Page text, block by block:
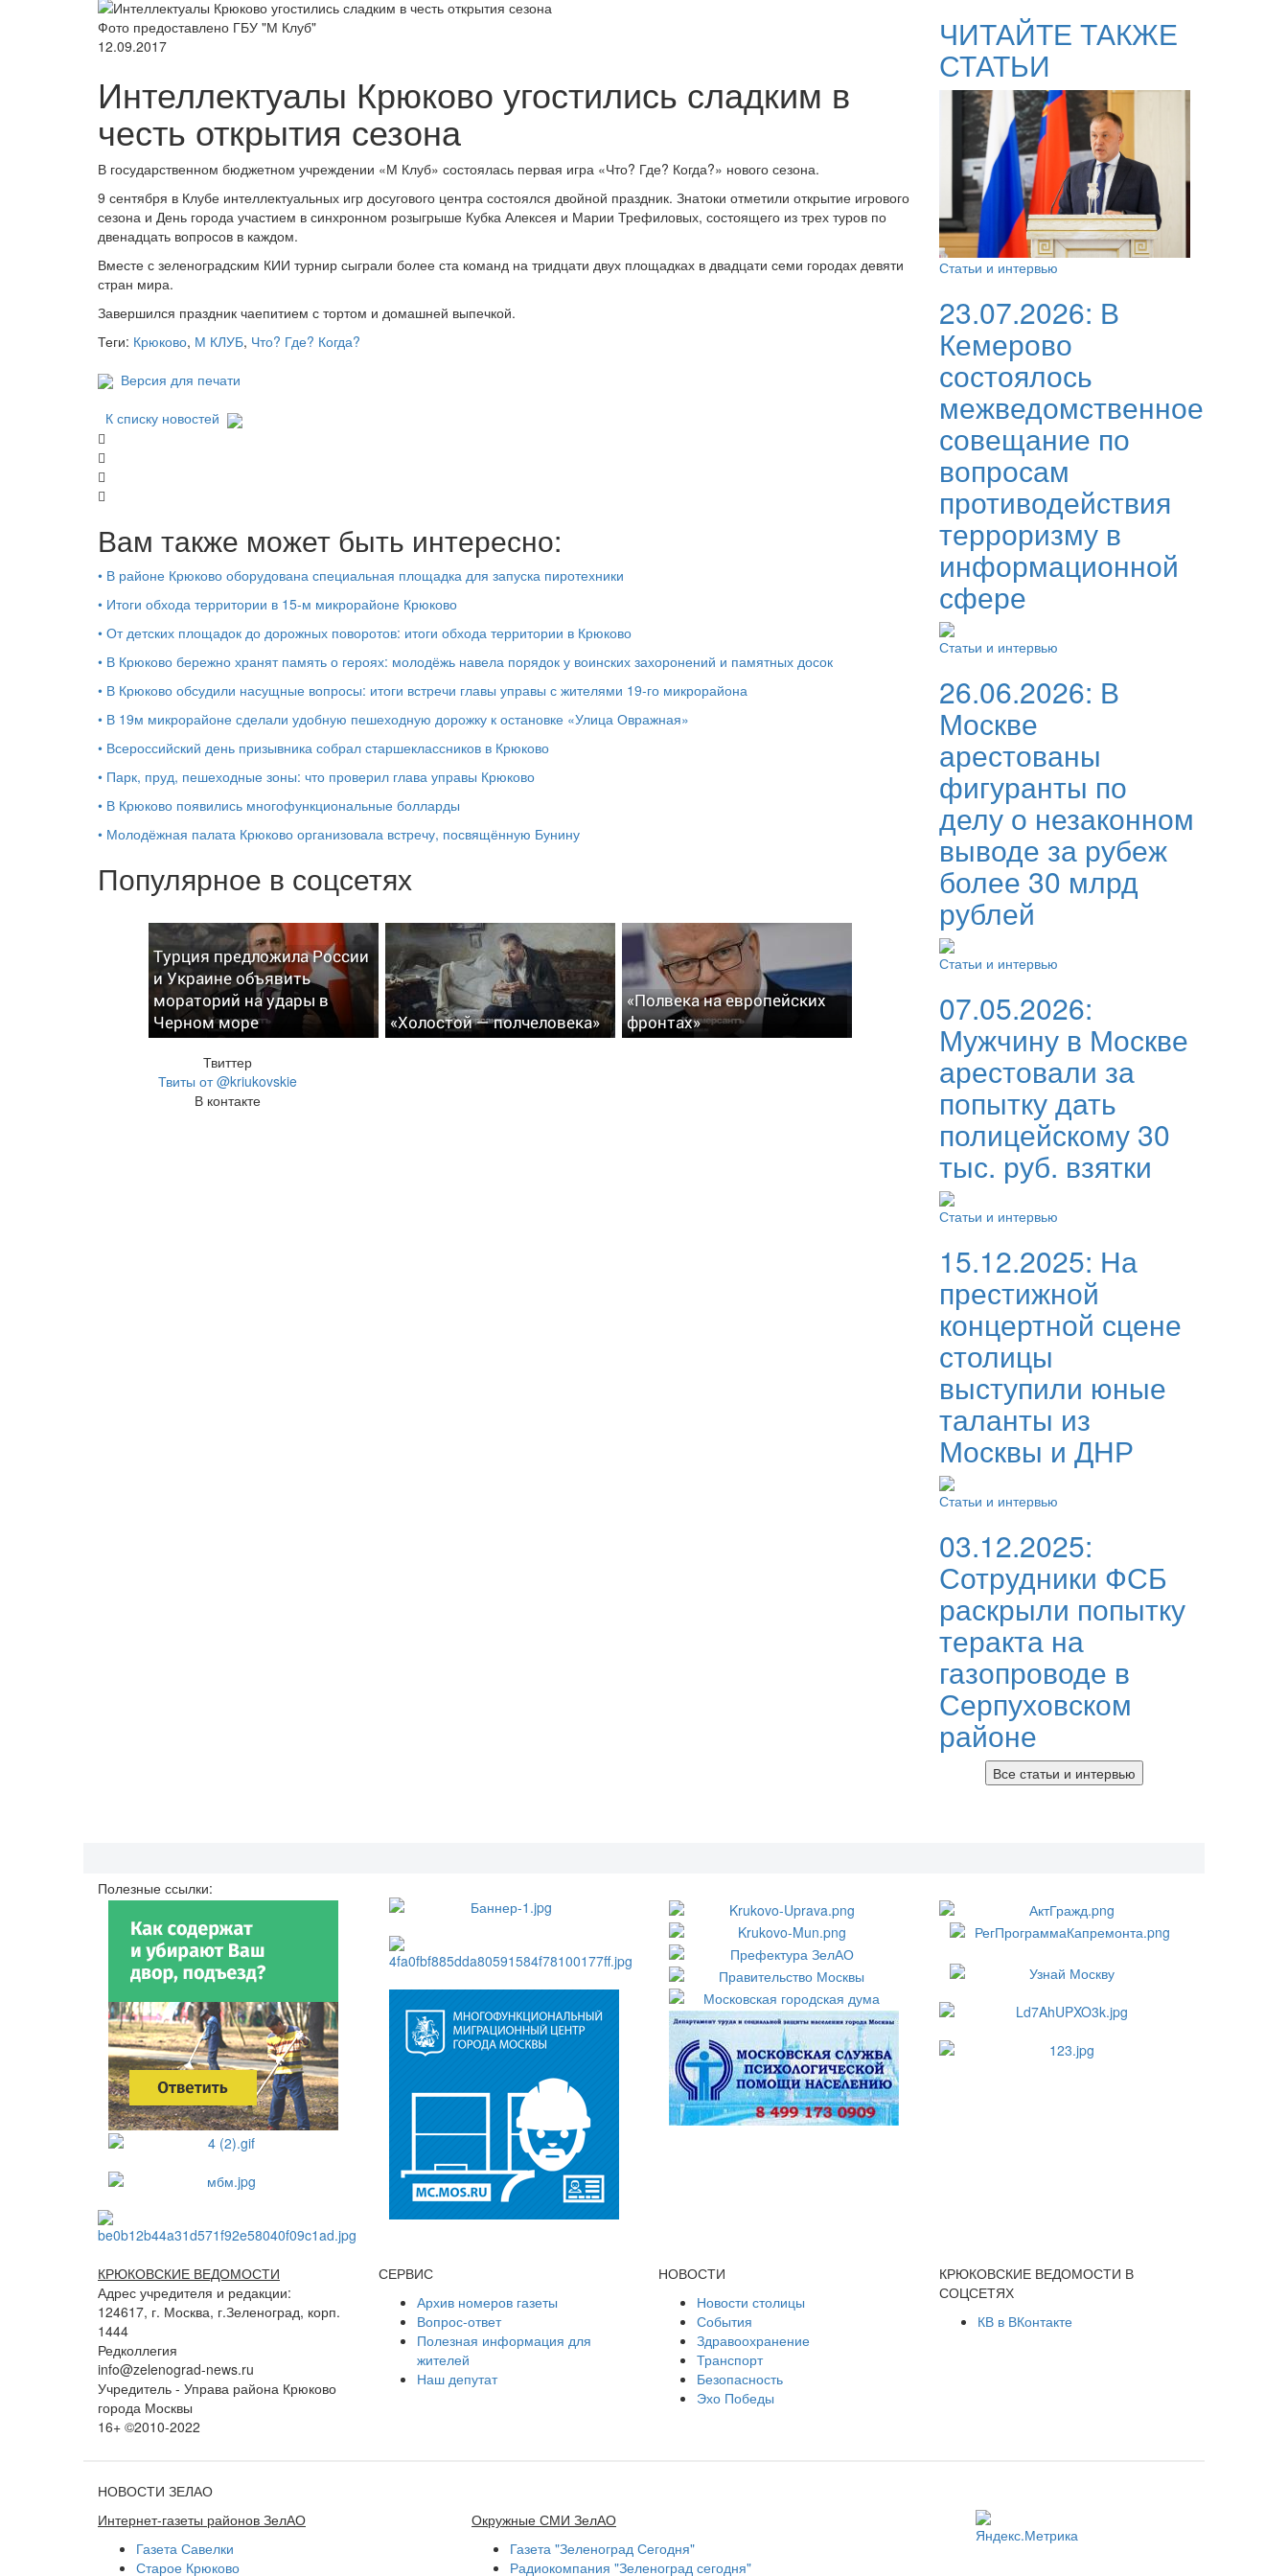
Фото предоставлено ГБУ "М Клуб"
12.09.2017
Интеллектуалы Крюково угостились сладким в
честь открытия сезона
В государственном бюджетном учреждении «М Клуб» состоялась первая игра «Что? Где? Когда?» нового сезона.
9 сентября в Клубе интеллектуальных игр досугового центра состоялся двойной праздник. Знатоки отметили открытие игрового
сезона и День города участием в синхронном розыгрыше Кубка Алексея и Марии Трефиловых, состоящего из трех туров по
двенадцать вопросов в каждом.
Вместе с зеленоградским КИИ турнир сыграли более ста команд на тридцати двух площадках в двадцати семи городах девяти
стран мира.
Завершился праздник чаепитием с тортом и домашней выпечкой.
Теги: Крюково, М КЛУБ, Что? Где? Когда?
Версия для печати
К списку новостей
Вам также может быть интересно:
• В районе Крюково оборудована специальная площадка для запуска пиротехники
• Итоги обхода территории в 15‑м микрорайоне Крюково
• От детских площадок до дорожных поворотов: итоги обхода территории в Крюково
• В Крюково бережно хранят память о героях: молодёжь навела порядок у воинских захоронений и памятных досок
• В Крюково обсудили насущные вопросы: итоги встречи главы управы с жителями 19‑го микрорайона
• В 19м микрорайоне сделали удобную пешеходную дорожку к остановке «Улица Овражная»
• Всероссийский день призывника собрал старшеклассников в Крюково
• Парк, пруд, пешеходные зоны: что проверил глава управы Крюково
• В Крюково появились многофункциональные болларды
• Молодёжная палата Крюково организовала встречу, посвящённую Бунину
Популярное в соцсетях
Турция предложила России
и Украине объявить
мораторий на удары в
Черном море
«Холостой — полчеловека»
«Полвека на европейских
фронтах»
Твиттер
Твиты от @kriukovskie
В контакте
ЧИТАЙТЕ ТАКЖЕ
СТАТЬИ
Статьи и интервью
23.07.2026: В
Кемерово
состоялось
межведомственное
совещание по
вопросам
противодействия
терроризму в
информационной
сфере
Статьи и интервью
26.06.2026: В
Москве
арестованы
фигуранты по
делу о незаконном
выводе за рубеж
более 30 млрд
рублей
Статьи и интервью
07.05.2026:
Мужчину в Москве
арестовали за
попытку дать
полицейскому 30
тыс. руб. взятки
Статьи и интервью
15.12.2025: На
престижной
концертной сцене
столицы
выступили юные
таланты из
Москвы и ДНР
Статьи и интервью
03.12.2025:
Сотрудники ФСБ
раскрыли попытку
теракта на
газопроводе в
Серпуховском
районе
Все статьи и интервью
Полезные ссылки:
КРЮКОВСКИЕ ВЕДОМОСТИ
Адрес учредителя и редакции:
124617, г. Москва, г.Зеленоград, корп.
1444
Редколлегия
info@zelenograd-news.ru
Учредитель - Управа района Крюково
города Москвы
16+ ©2010-2022
СЕРВИС
Архив номеров газеты
Вопрос-ответ
Полезная информация для
жителей
Наш депутат
НОВОСТИ
Новости столицы
События
Здравоохранение
Транспорт
Безопасность
Эхо Победы
КРЮКОВСКИЕ ВЕДОМОСТИ В
СОЦСЕТЯХ
КВ в ВКонтакте
НОВОСТИ ЗЕЛАО
Интернет-газеты районов ЗелАО
Газета Савелки
Старое Крюково
Окружные СМИ ЗелАО
Газета "Зеленоград Сегодня"
Радиокомпания "Зеленоград сегодня"